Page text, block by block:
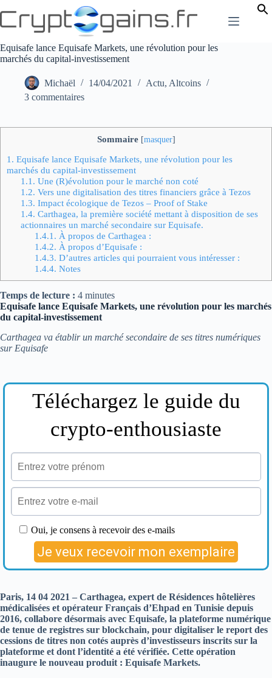
au
contenu
Equisafe lance Equisafe Markets, une révolution pour les
marchés du capital-investissement
Michaël 14/04/2021 Actu, Altcoins
3 commentaires
Sommaire [masquer]
1. Equisafe lance Equisafe Markets, une révolution pour les
marchés du capital-investissement
1.1. Une (R)évolution pour le marché non coté
1.2. Vers une digitalisation des titres financiers grâce à Tezos
1.3. Impact écologique de Tezos – Proof of Stake
1.4. Carthagea, la première société mettant à disposition de ses
actionnaires un marché secondaire sur Equisafe.
1.4.1. À propos de Carthagea :
1.4.2. À propos d’Equisafe :
1.4.3. D’autres articles qui pourraient vous intéresser :
1.4.4. Notes
Temps de lecture : 4 minutes
Equisafe lance Equisafe Markets, une révolution pour les marchés
du capital-investissement
Carthagea va établir un marché secondaire de ses titres numériques
sur Equisafe
Paris, 14 04 2021 – Carthagea, expert de Résidences hôtelières
médicalisées et opérateur Français d’Ehpad en Tunisie depuis
2016, collabore désormais avec Equisafe, la plateforme numérique
de tenue de registres sur blockchain, pour digitaliser le report des
cessions de titres non cotés auprès d’investisseurs inscrits sur la
plateforme et dont l’identité a été vérifiée. Cette opération
inaugure le nouveau produit : Equisafe Markets.